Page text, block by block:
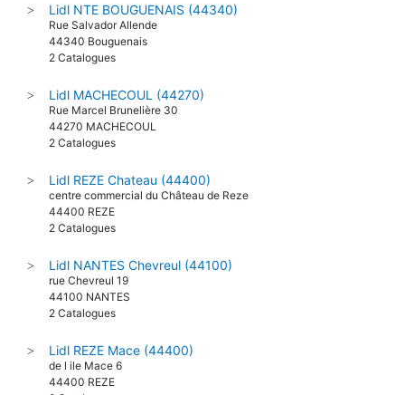
> Lidl NTE BOUGUENAIS (44340)
Rue Salvador Allende
44340 Bouguenais
2 Catalogues
> Lidl MACHECOUL (44270)
Rue Marcel Brunelière 30
44270 MACHECOUL
2 Catalogues
> Lidl REZE Chateau (44400)
centre commercial du Château de Reze
44400 REZE
2 Catalogues
> Lidl NANTES Chevreul (44100)
rue Chevreul 19
44100 NANTES
2 Catalogues
> Lidl REZE Mace (44400)
de l ile Mace 6
44400 REZE